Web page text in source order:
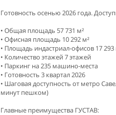
Готовность осенью 2026 года.
• Общая площадь 57 731 м²
• Офисная площадь 10 292 м²
• Площадь индастриал-офисов 17 293
• Количество этажей 7 этажей
• Паркинг на 235 машино-места
• Готовность 3 квартал 2026
• Шаговая доступность от метро
минут пешком)
Главные преимущества ГУСТАВ: